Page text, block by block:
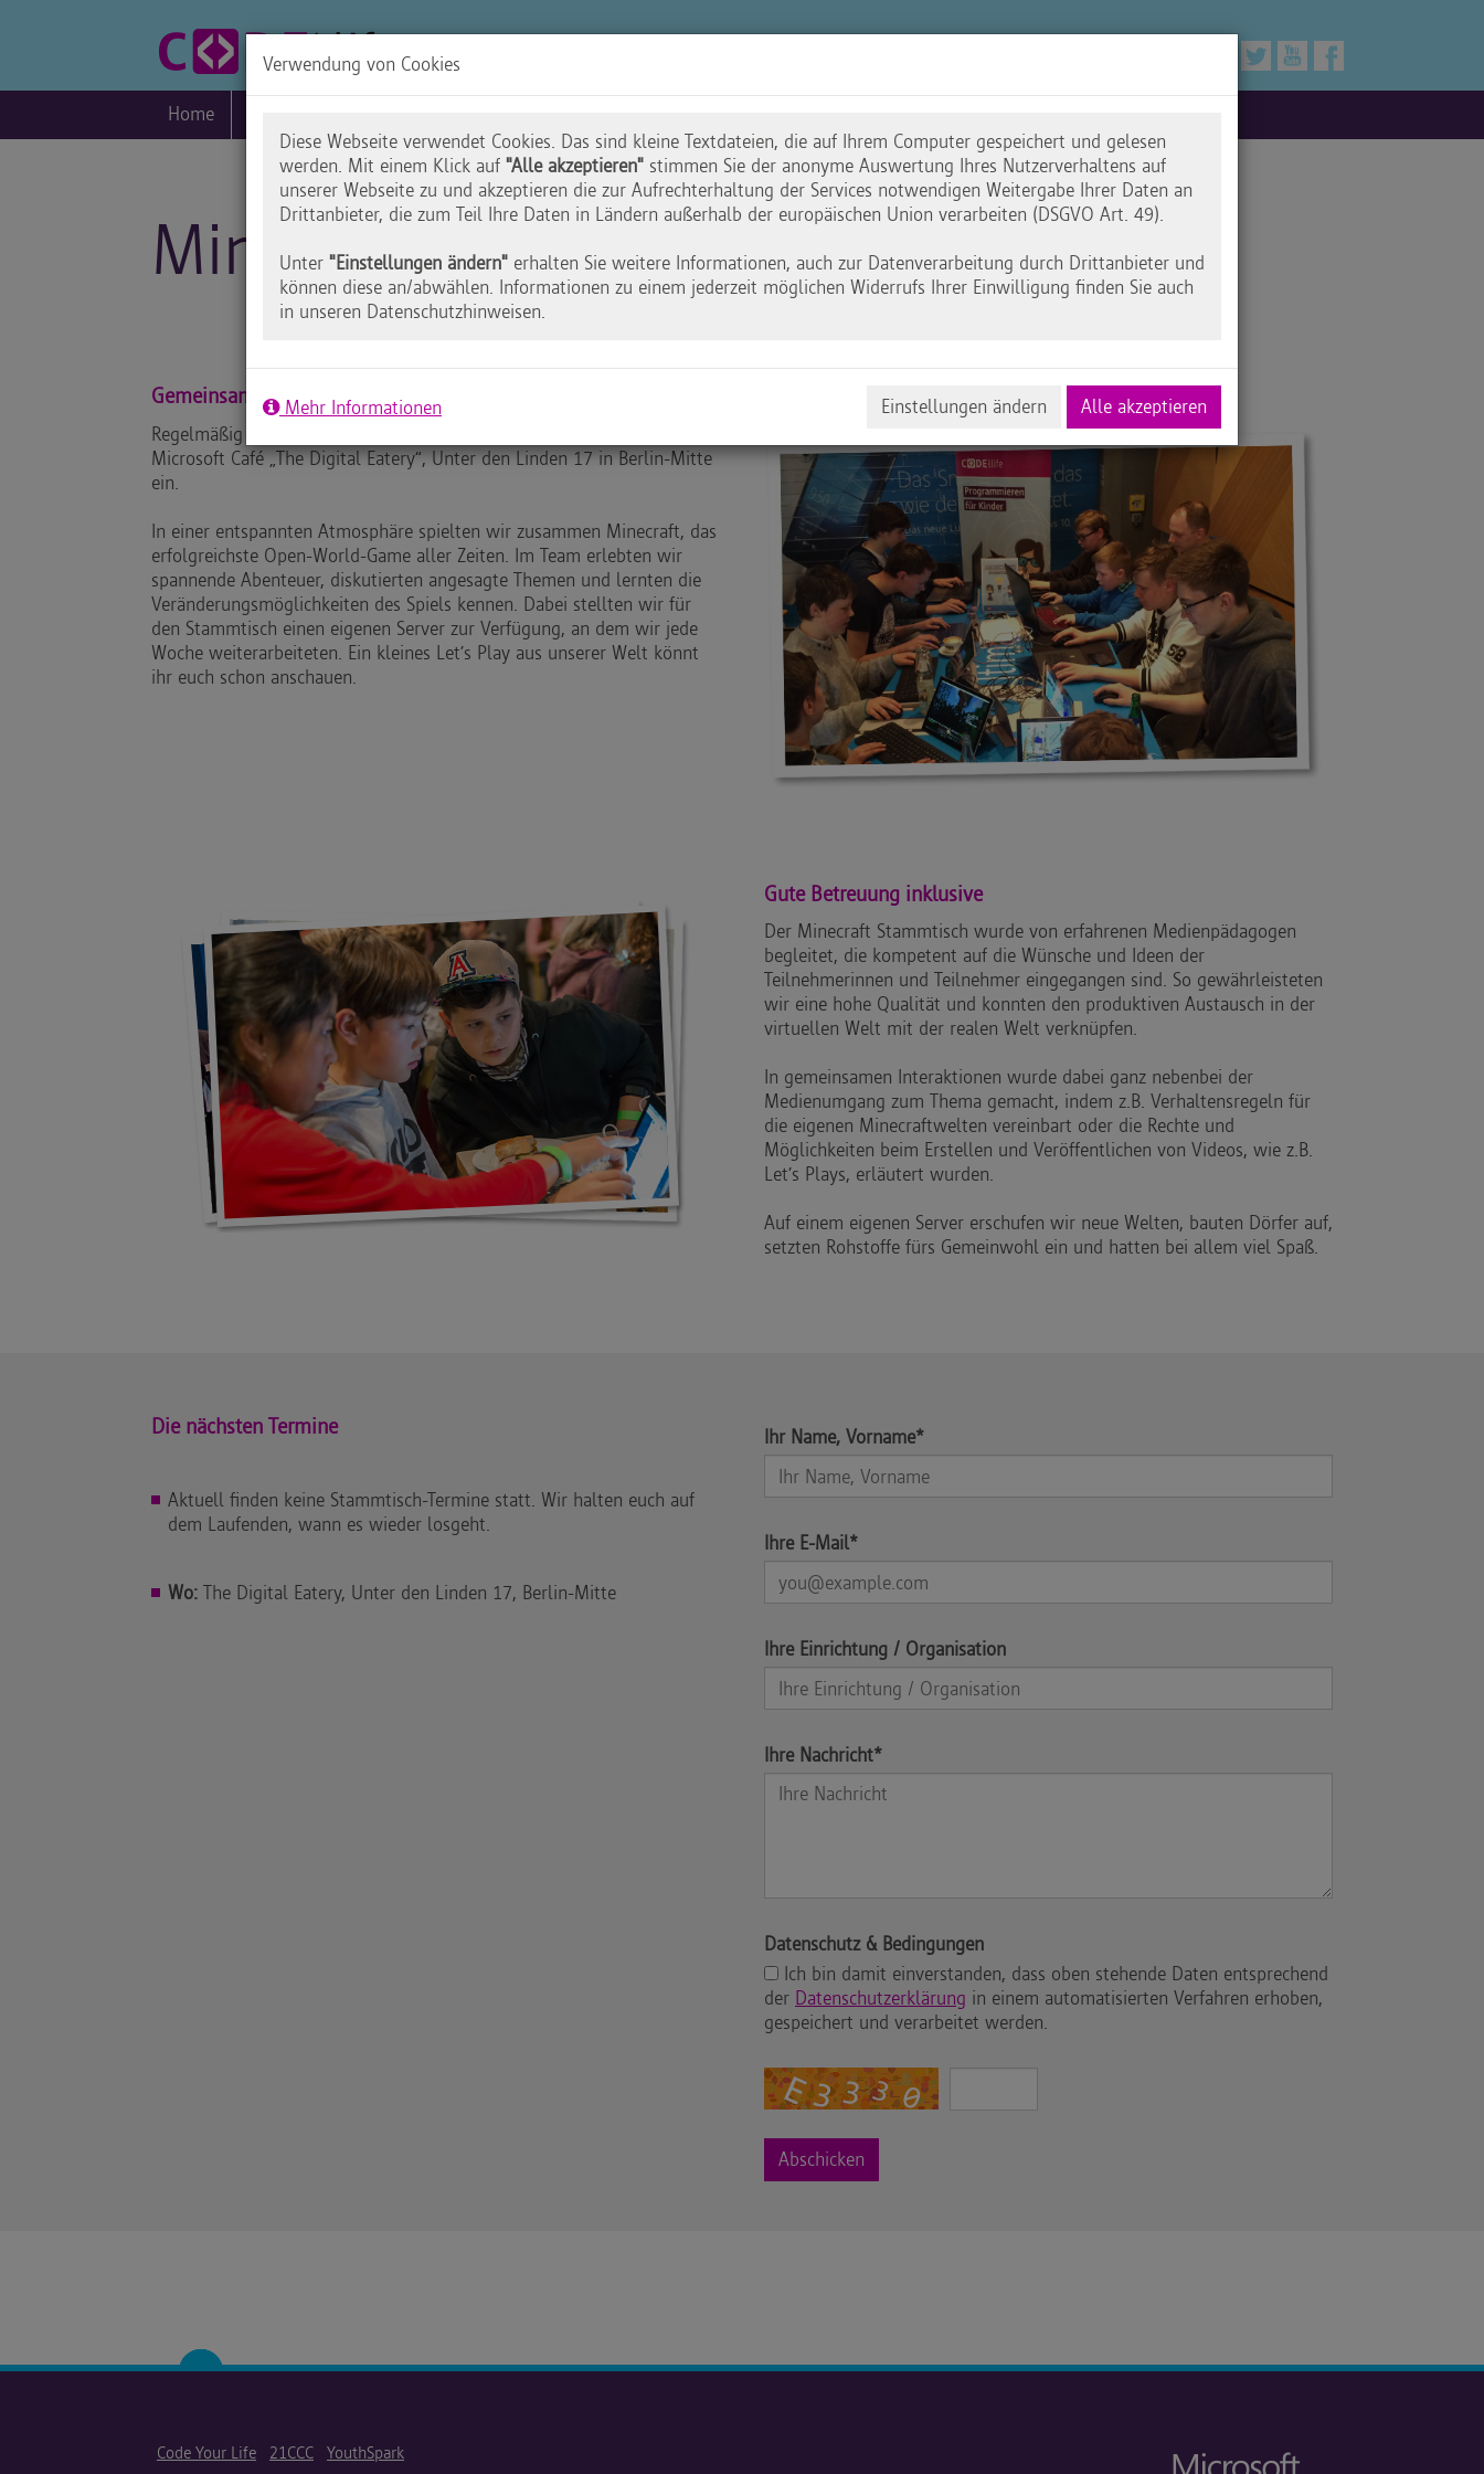
Home
Minecraft Stammtisch
Gemeinsam Welten erschaffen
Regelmäßig lud Code your Life zum Minecraft Stammtisch in das
Microsoft Café „The Digital Eatery“, Unter den Linden 17 in Berlin-Mitte
ein.
In einer entspannten Atmosphäre spielten wir zusammen Minecraft, das
erfolgreichste Open-World-Game aller Zeiten. Im Team erlebten wir
spannende Abenteuer, diskutierten angesagte Themen und lernten die
Veränderungsmöglichkeiten des Spiels kennen. Dabei stellten wir für
den Stammtisch einen eigenen Server zur Verfügung, an dem wir jede
Woche weiterarbeiteten. Ein kleines Let’s Play aus unserer Welt könnt
ihr euch schon anschauen.
Gute Betreuung inklusive
Der Minecraft Stammtisch wurde von erfahrenen Medienpädagogen
begleitet, die kompetent auf die Wünsche und Ideen der
Teilnehmerinnen und Teilnehmer eingegangen sind. So gewährleisteten
wir eine hohe Qualität und konnten den produktiven Austausch in der
virtuellen Welt mit der realen Welt verknüpfen.
In gemeinsamen Interaktionen wurde dabei ganz nebenbei der
Medienumgang zum Thema gemacht, indem z.B. Verhaltensregeln für
die eigenen Minecraftwelten vereinbart oder die Rechte und
Möglichkeiten beim Erstellen und Veröffentlichen von Videos, wie z.B.
Let’s Plays, erläutert wurden.
Auf einem eigenen Server erschufen wir neue Welten, bauten Dörfer auf,
setzten Rohstoffe fürs Gemeinwohl ein und hatten bei allem viel Spaß.
Die nächsten Termine
Aktuell finden keine Stammtisch-Termine statt. Wir halten euch auf
dem Laufenden, wann es wieder losgeht.
Wo: The Digital Eatery, Unter den Linden 17, Berlin-Mitte
Ihr Name, Vorname*
Ihre E-Mail*
Ihre Einrichtung / Organisation
Ihre Nachricht*
Datenschutz & Bedingungen
Ich bin damit einverstanden, dass oben stehende Daten entsprechend
der Datenschutzerklärung in einem automatisierten Verfahren erhoben,
gespeichert und verarbeitet werden.
Code Your Life 21CCC YouthSpark
Verwendung von Cookies
Diese Webseite verwendet Cookies. Das sind kleine Textdateien, die auf Ihrem Computer gespeichert und gelesen
werden. Mit einem Klick auf "Alle akzeptieren" stimmen Sie der anonyme Auswertung Ihres Nutzerverhaltens auf
unserer Webseite zu und akzeptieren die zur Aufrechterhaltung der Services notwendigen Weitergabe Ihrer Daten an
Drittanbieter, die zum Teil Ihre Daten in Ländern außerhalb der europäischen Union verarbeiten (DSGVO Art. 49).
Unter "Einstellungen ändern" erhalten Sie weitere Informationen, auch zur Datenverarbeitung durch Drittanbieter und
können diese an/abwählen. Informationen zu einem jederzeit möglichen Widerrufs Ihrer Einwilligung finden Sie auch
in unseren Datenschutzhinweisen.
Mehr Informationen Einstellungen ändern Alle akzeptieren